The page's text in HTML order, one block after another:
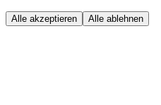
Alle akzeptieren Alle ablehnen